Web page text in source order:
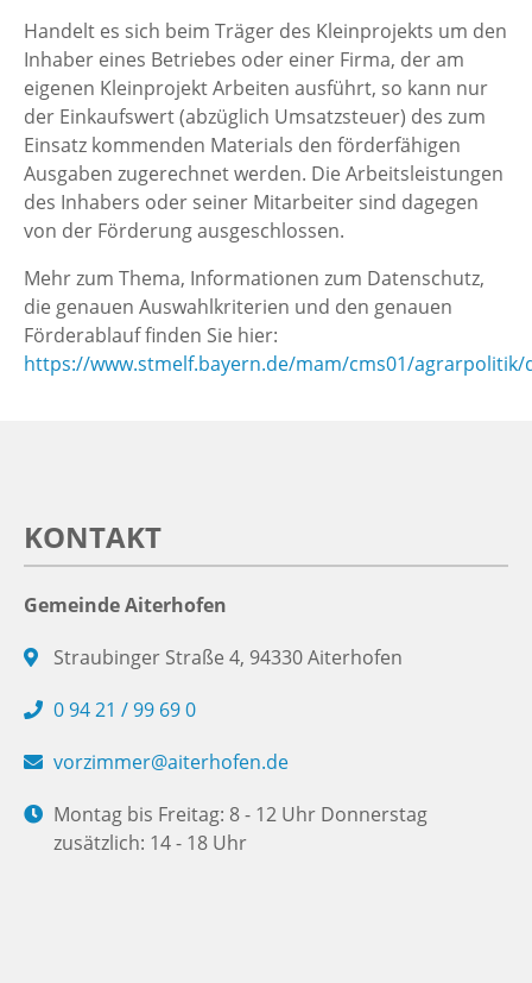
Handelt es sich beim Träger des Kleinprojekts um den
Inhaber eines Betriebes oder einer Firma, der am
eigenen Kleinprojekt Arbeiten ausführt, so kann nur
der Einkaufswert (abzüglich Umsatzsteuer) des zum
Einsatz kommenden Materials den förderfähigen
Ausgaben zugerechnet werden. Die Arbeitsleistungen
des Inhabers oder seiner Mitarbeiter sind dagegen
von der Förderung ausgeschlossen.
Mehr zum Thema, Informationen zum Datenschutz,
die genauen Auswahlkriterien und den genauen
Förderablauf finden Sie hier:
https://www.stmelf.bayern.de/mam/cms01/
KONTAKT
Gemeinde Aiterhofen
Straubinger Straße 4, 94330 Aiterhofen
0 94 21 / 99 69 0
vorzimmer@aiterhofen.de
Montag bis Freitag: 8 - 12 Uhr Donnerstag
zusätzlich: 14 - 18 Uhr